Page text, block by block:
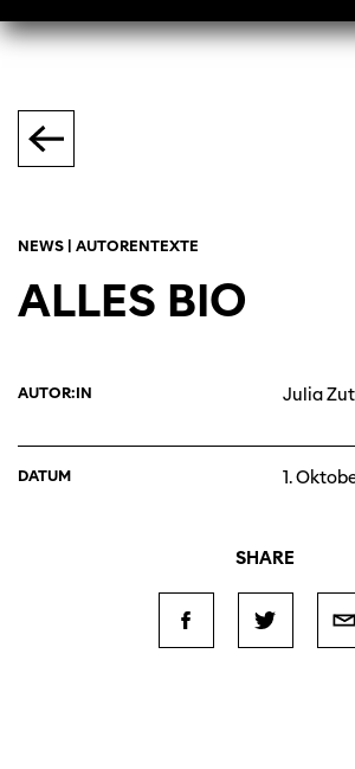
NEWS | AUTORENTEXTE
ALLES BIO
AUTOR:IN Julia
DATUM 1.
SHARE